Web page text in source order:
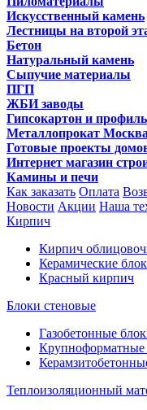
Искусственный камень
Лестницы на второй
Бетон
Натуральный камень
Сыпучие материалы
ПГП
ЖБИ заводы
Гипсокартон и профиль
Металлопрокат Москва
Готовые проекты
Интернет магазин
Камины и печи
Как заказать Оплата
Новости Акции Наша
Кирпич
Кирпич
Керамические
Красный кирпич
Блоки стеновые
Газобетонные
Крупноформатные
Теплоизоляционный